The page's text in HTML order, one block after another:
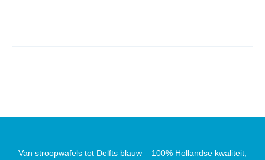
Van stroopwafels tot Delfts blauw – 100% Hollandse kwaliteit,